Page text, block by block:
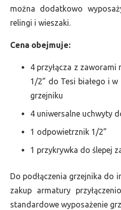
można dodatkowo
relingi i wieszaki.
Cena obejmuje:
4 przyłącza z
1/2” do Tesi białego i
grzejniku
4 uniwersalne uchwyty
1 odpowietrznik 1/2”
1 przykrywka do ślepej
Do podłączenia grzejnika do
zakup armatury
standardowe wyposażenie